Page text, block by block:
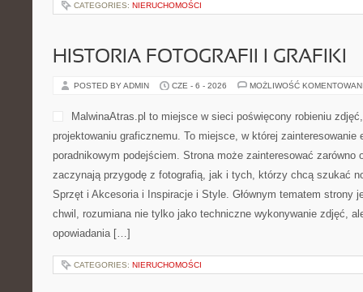
CATEGORIES: NIERUCHOMOŚCI
HISTORIA FOTOGRAFII I GRAFIKI
POSTED BY ADMIN CZE - 6 - 2026 MOŻLIWOŚĆ
MalwinaAtras.pl to miejsce w sieci poświęcony robieniu
projektowaniu graficznemu. To miejsce, w której zainteresowanie
poradnikowym podejściem. Strona może zainteresować zarówno
zaczynają przygodę z fotografią, jak i tych, którzy chcą szukać
Sprzęt i Akcesoria i Inspiracje i Style. Głównym tematem strony
chwil, rozumiana nie tylko jako techniczne wykonywanie zdjęć,
opowiadania […]
CATEGORIES: NIERUCHOMOŚCI